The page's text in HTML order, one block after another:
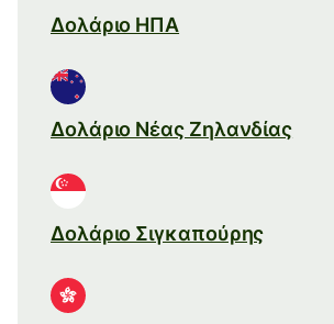
Δολάριο ΗΠΑ
Δολάριο Νέας Ζηλανδίας
Δολάριο Σιγκαπούρης